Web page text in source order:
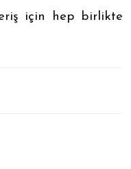
için hep birlikte